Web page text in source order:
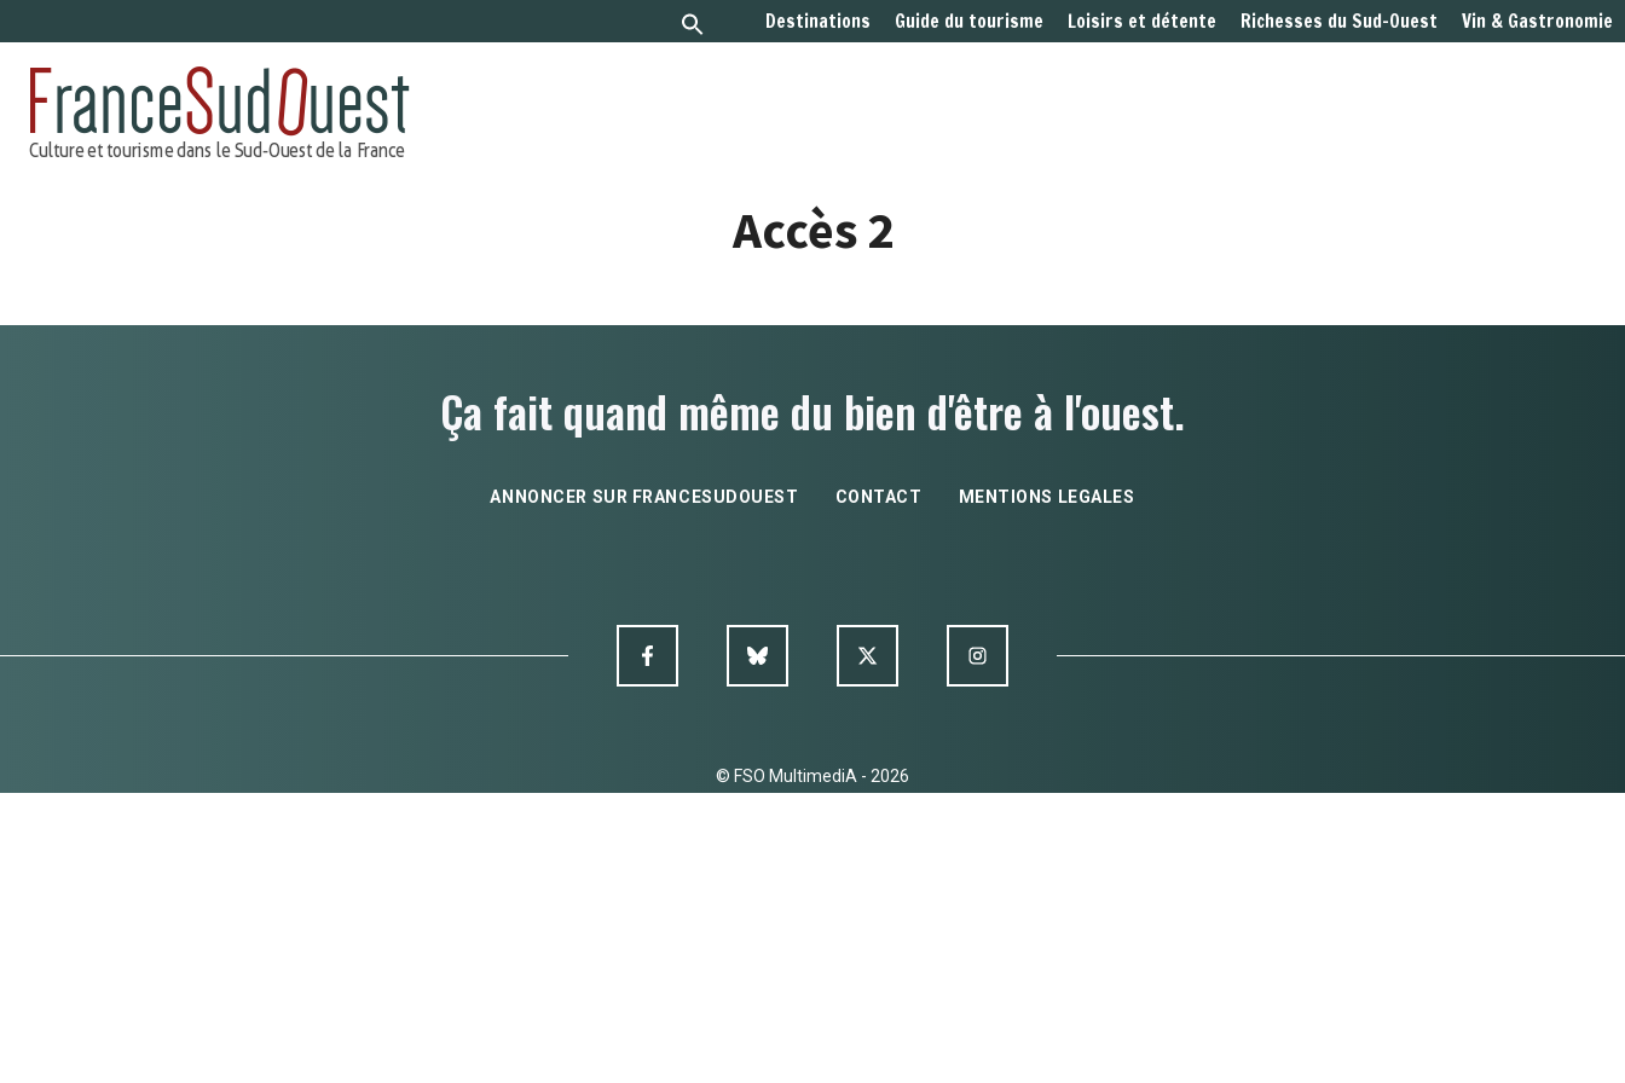
au
contenu
Destinations Guide du tourisme Loisirs et détente Richesses du Sud-Ouest Vin & Gastronomie
Accès 2
Ça fait quand même du bien d'être à l'ouest.
ANNONCER SUR FRANCESUDOUEST CONTACT MENTIONS LEGALES
© FSO MultimediA - 2026